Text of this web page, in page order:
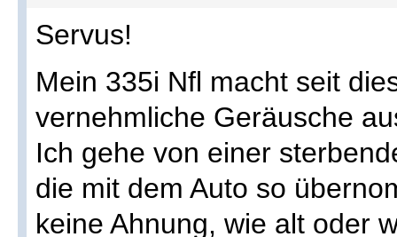
Servus!
Mein 335i Nfl macht seit
vernehmliche Geräusche
Ich gehe von einer
die mit dem Auto so
keine Ahnung, wie alt oder